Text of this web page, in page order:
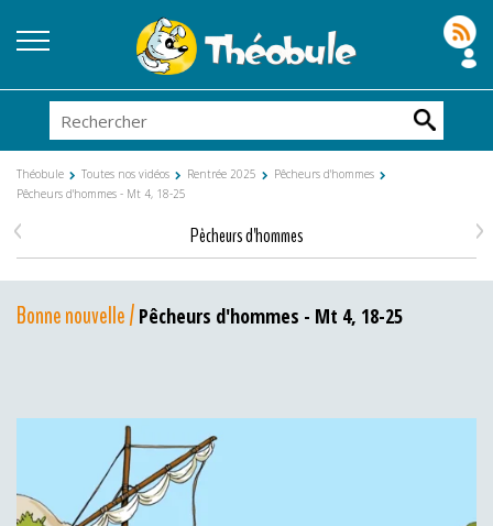
Théobule Toutes nos vidéos Rentrée 2025
Pêcheurs d'hommes
Pêcheurs d'hommes - Mt 4, 18-25
Pêcheurs d'hommes
< >
Bonne nouvelle / Pêcheurs d'hommes - Mt 4, 18-25